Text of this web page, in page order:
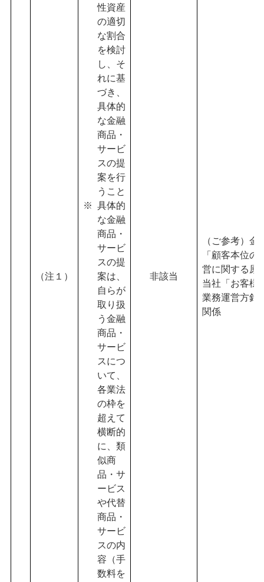
（注１）
性資産
の適切
な割合
を検討
し、そ
れに基
づき、
具体的
な金融
商品・
サービ
スの提
案を行
うこと
具体的
な金融
商品・
サービ
スの提
案は、
自らが
取り扱
う金融
商品・
サービ
スにつ
いて、
各業法
の枠を
超えて
横断的
に、類
似商
品・サ
ービス
や代替
商品・
サービ
スの内
容（手
数料を
非該当
（ご参考）金
「顧客本位の
営に関する原
当社「お客様
業務運営方針
関係